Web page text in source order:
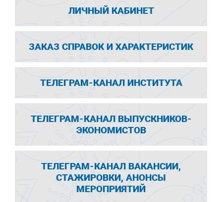
ЛИЧНЫЙ КАБИНЕТ
ЗАКАЗ СПРАВОК И ХАРАКТЕРИСТИК
ТЕЛЕГРАМ-КАНАЛ ИНСТИТУТА
ТЕЛЕГРАМ-КАНАЛ ВЫПУСКНИКОВ-
ЭКОНОМИСТОВ
ТЕЛЕГРАМ-КАНАЛ ВАКАНСИИ,
СТАЖИРОВКИ, АНОНСЫ
МЕРОПРИЯТИЙ